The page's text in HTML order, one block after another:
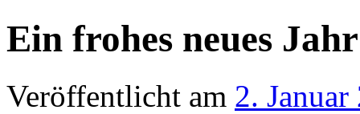
Ein frohes neues
Veröffentlicht am 2. Januar